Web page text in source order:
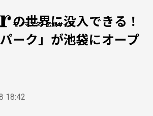
モノマスター公式サイト
の世界に没入できる！
パーク」が池袋にオープ
18:42